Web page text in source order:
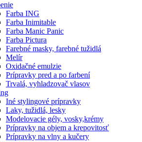
Farba ING
Farba Inimitable
Farba Manic Panic
Farba Pictura
Farebné masky, farebné tužidlá
Melír
Oxidačné emulzie
Prípravky pred a po farbení
Trvalá, vyhladzovač vlasov
Iné stylingové prípravky
Laky, tužidlá, lesky
Modelovacie gély, vosky,krémy
Prípravky na objem a krepovitosť
Prípravky na vlny a kučery